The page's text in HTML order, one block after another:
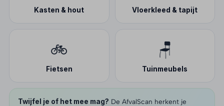
Kasten & hout Vloerkleed & tapijt
🚲
Fietsen
🪑
Tuinmeubels
Twijfel je of het mee mag? De AfvalScan herkent je